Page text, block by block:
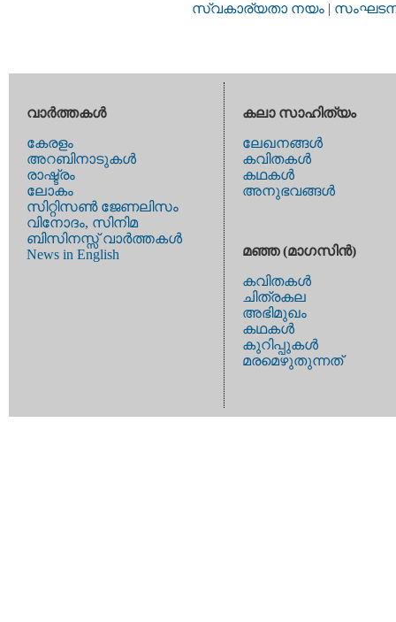
സ്വകാര്യതാ നയം |
വാര്‍ത്തകള്‍
കേരളം
അറബിനാടുകള്‍
രാഷ്ട്രം
ലോകം
സിറ്റിസണ്‍ ജേണലിസം
വിനോദം, സിനിമ
ബിസിനസ്സ് വാര്‍ത്തകള്‍
News in English
കലാ സാഹിത്യം
ലേഖനങ്ങള്‍
കവിതകള്‍
കഥകള്‍
അനുഭവങ്ങള്‍
മഞ്ഞ (മാഗസിന്‍)
കവിതകള്‍
ചിത്രകല
അഭിമുഖം
കഥകള്‍
കുറിപ്പുകള്‍
മരമെഴുതുന്നത്